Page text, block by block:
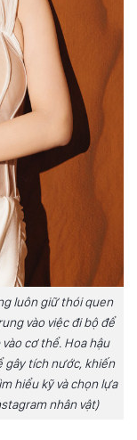
luôn giữ thói quen
vào việc đi bộ để
cơ thể. Hoa hậu
gây tích nước, khiến
hiểu kỹ và chọn lựa
nhân vật)